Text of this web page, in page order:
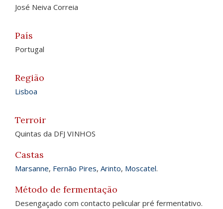
José Neiva Correia
País
Portugal
Região
Lisboa
Terroir
Quintas da DFJ VINHOS
Castas
Marsanne, Fernão Pires, Arinto, Moscatel.
Método de fermentação
Desengaçado com contacto pelicular pré fermentativo.